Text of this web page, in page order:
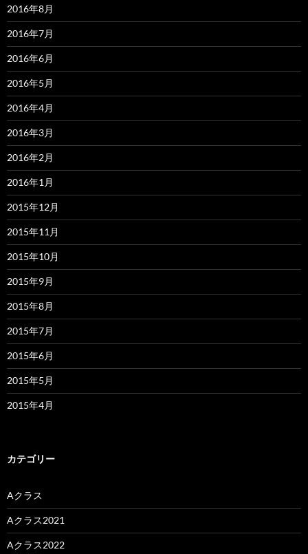
2016年8月
2016年7月
2016年6月
2016年5月
2016年4月
2016年3月
2016年2月
2016年1月
2015年12月
2015年11月
2015年10月
2015年9月
2015年8月
2015年7月
2015年6月
2015年5月
2015年4月
カテゴリー
Aクラス
Aクラス2021
Aクラス2022